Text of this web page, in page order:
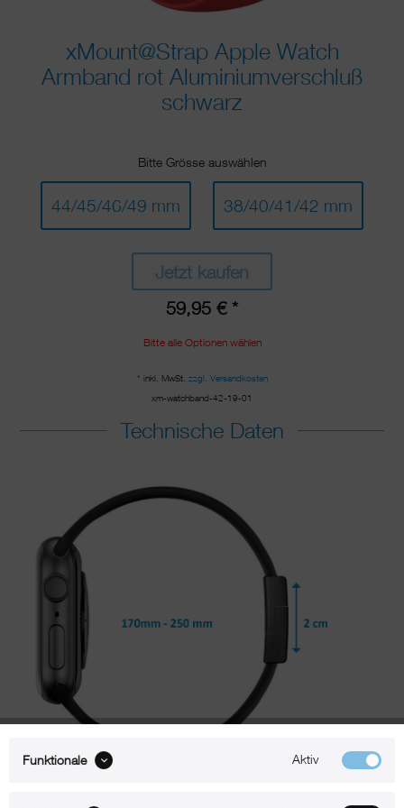
xMount@Strap Apple Watch
Armband rot Aluminiumverschluß
schwarz
Bitte Grösse auswählen
44/45/46/49 mm 38/40/41/42 mm
Jetzt kaufen
59,95 € *
Bitte alle Optionen wählen
* inkl. MwSt. zzgl. Versandkosten
xm-watchband-42-19-01
Technische Daten
Funktionale Aktiv